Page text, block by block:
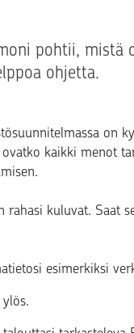
pohtii, mistä
ohjetta.
on
kaikki menot
rahasi kuluvat. Saat
esimerkiksi